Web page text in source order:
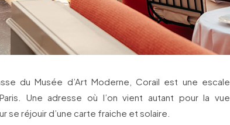
du Musée d’Art Moderne, Corail est une escale
Une adresse où l’on vient autant pour la vue
se réjouir d’une carte fraiche et solaire.